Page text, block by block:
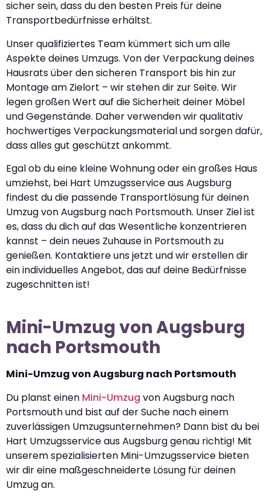
sicher sein, dass du den besten Preis für deine
Transportbedürfnisse erhältst.
Unser qualifiziertes Team kümmert sich um alle
Aspekte deines Umzugs. Von der Verpackung deines
Hausrats über den sicheren Transport bis hin zur
Montage am Zielort – wir stehen dir zur Seite. Wir
legen großen Wert auf die Sicherheit deiner Möbel
und Gegenstände. Daher verwenden wir qualitativ
hochwertiges Verpackungsmaterial und sorgen dafür,
dass alles gut geschützt ankommt.
Egal ob du eine kleine Wohnung oder ein großes Haus
umziehst, bei Hart Umzugsservice aus Augsburg
findest du die passende Transportlösung für deinen
Umzug von Augsburg nach Portsmouth. Unser Ziel ist
es, dass du dich auf das Wesentliche konzentrieren
kannst – dein neues Zuhause in Portsmouth zu
genießen. Kontaktiere uns jetzt und wir erstellen dir
ein individuelles Angebot, das auf deine Bedürfnisse
zugeschnitten ist!
Mini-Umzug von Augsburg
nach Portsmouth
Mini-Umzug von Augsburg nach Portsmouth
Du planst einen Mini-Umzug von Augsburg nach
Portsmouth und bist auf der Suche nach einem
zuverlässigen Umzugsunternehmen? Dann bist du bei
Hart Umzugsservice aus Augsburg genau richtig! Mit
unserem spezialisierten Mini-Umzugsservice bieten
wir dir eine maßgeschneiderte Lösung für deinen
Umzug an.